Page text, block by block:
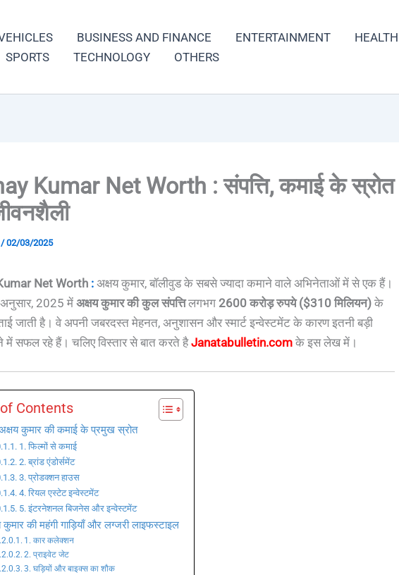
BUSINESS AND FINANCE ENTERTAINMENT HEALTH
SPORTS TECHNOLOGY OTHERS
Kumar Net Worth : संपत्ति, कमाई के स्रोत
/02/03/2025
Net Worth:अक्षय कुमार, बॉलीवुड के सबसे ज्यादा कमाने वाले अभिनेताओं में से एक हैं।
अनुसार, 2025 में अक्षय कुमार की कुल संपत्तिलगभग 2600 करोड़ रुपये ($310 मिलियन)के
जाती है। वे अपनी जबरदस्त मेहनत, अनुशासन और स्मार्ट इन्वेस्टमेंट के कारण इतनी बड़ी
में सफल रहे हैं। चलिए विस्तार से बात करते हैJanatabulletin.comके इस लेख में।
Contents
कुमार की कमाई के प्रमुख स्रोत
1. फिल्मों से कमाई
2. ब्रांड एंडोर्समेंट
3. प्रोडक्शन हाउस
4. रियल एस्टेट इन्वेस्टमेंट
5. इंटरनेशनल बिजनेस और इन्वेस्टमेंट
कुमार की महंगी गाड़ियाँ और लग्जरी लाइफस्टाइल
1. कार कलेक्शन
2. प्राइवेट जेट
3. घड़ियों और बाइक्स का शौक